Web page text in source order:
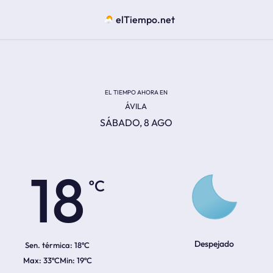
elTiempo.net
EL TIEMPO AHORA EN
ÁVILA
SÁBADO, 8 AGO
18
Sen. térmica: 18ºC
33ºC 19ºC
Despejado